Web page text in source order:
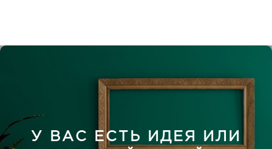
У ВАС ЕСТЬ ИДЕЯ ИЛИ